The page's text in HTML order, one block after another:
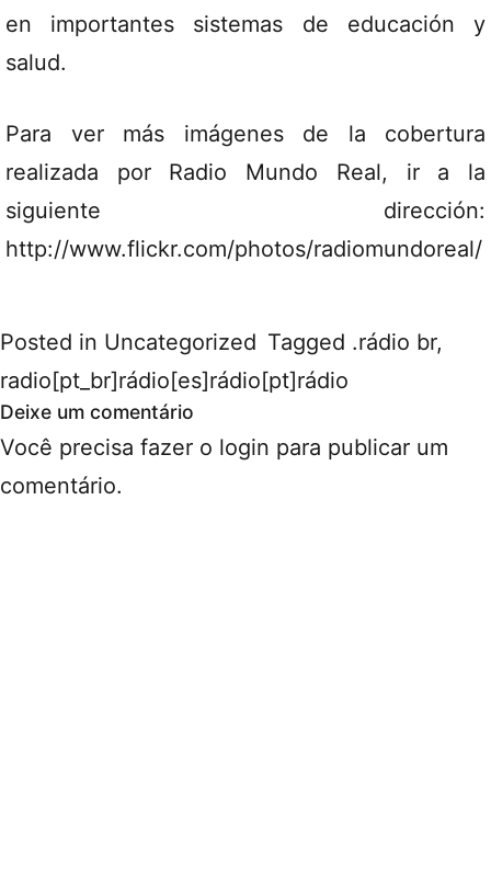
en importantes sistemas de educación y
salud.
Para ver más imágenes de la cobertura
realizada por Radio Mundo Real, ir a la
siguiente dirección:
http://www.flickr.com/photos/radiomundoreal/
Posted in Uncategorized Tagged .rádio br,
radio[pt_br]rádio[es]rádio[pt]rádio
Deixe um comentário
Você precisa fazer o login para publicar um
comentário.